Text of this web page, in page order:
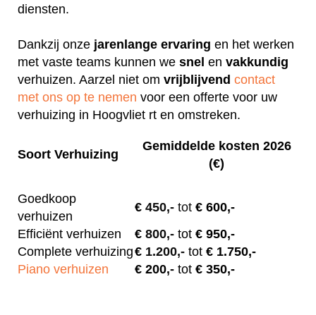
diensten.
Dankzij onze jarenlange ervaring en het werken
met vaste teams kunnen we snel en vakkundig
verhuizen. Aarzel niet om vrijblijvend contact
met ons op te nemen voor een offerte voor uw
verhuizing in Hoogvliet rt en omstreken.
Soort Verhuizing
Gemiddelde kosten 2026
(€)
Goedkoop
verhuizen
€ 450,- tot € 600,-
Efficiënt verhuizen
€ 800,- tot € 950,-
Complete verhuizing€ 1.200,- tot € 1.750,-
Piano verhuizen
€ 200,- tot € 350,-